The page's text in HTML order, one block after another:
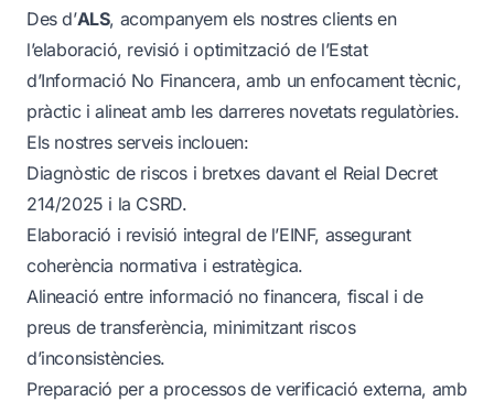
Des d’ALS, acompanyem els nostres clients en
l’elaboració, revisió i optimització de l’Estat
d’Informació No Financera, amb un enfocament tècnic,
pràctic i alineat amb les darreres novetats regulatòries.
Els nostres serveis inclouen:
Diagnòstic de riscos i bretxes davant el Reial Decret
214/2025 i la CSRD.
Elaboració i revisió integral de l’EINF, assegurant
coherència normativa i estratègica.
Alineació entre informació no financera, fiscal i de
preus de transferència, minimitzant riscos
d’inconsistències.
Preparació per a processos de verificació externa, amb